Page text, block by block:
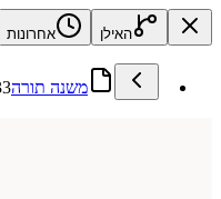
האילן אחרונות
משנה תורה